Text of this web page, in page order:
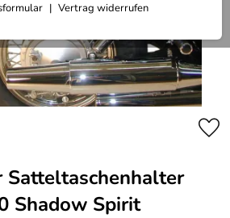
Vertrag widerrufen
Satteltaschenhalter
Shadow Spirit